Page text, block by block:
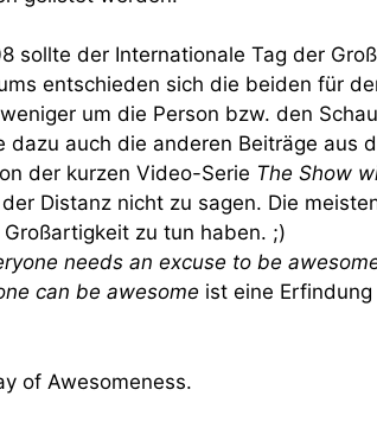
sollte der Internationale Tag der
entschieden sich die beiden für
um die Person bzw. den
auch die anderen Beiträge aus
der kurzen Video-Serie The Show
Distanz nicht zu sagen. Die
zu tun haben. ;)
needs an excuse to be
can be awesome ist eine
of Awesomeness.